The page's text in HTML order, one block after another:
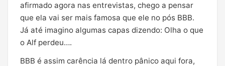
afirmado agora nas entrevistas, chego a pensar
que ela vai ser mais famosa que ele no pós BBB.
Já até imagino algumas capas dizendo: Olha o que
o Alf perdeu….
BBB é assim carência lá dentro pânico aqui fora,